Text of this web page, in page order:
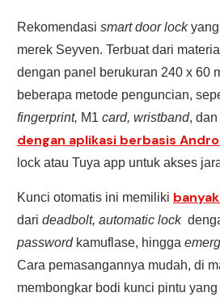
Rekomendasi smart door lock
merek Seyven. Terbuat dari material
dengan panel berukuran 240 x 60
beberapa metode penguncian,
fingerprint, M1 card, wristband, dan
dengan aplikasi berbasis
lock atau Tuya app untuk akses
Kunci otomatis ini memiliki
dari deadbolt, automatic lock
password kamuflase, hingga
Cara pemasangannya mudah, di
membongkar bodi kunci pintu yang